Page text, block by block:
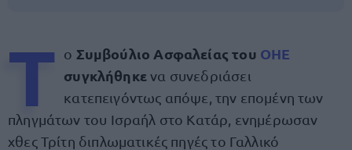
Τ ο Συμβούλιο Ασφαλείας του ΟΗΕ
συγκλήθηκενα συνεδριάσει
κατεπειγόντως απόψε, την επομένη των
πληγμάτων του Ισραήλ στο Κατάρ, ενημέρωσαν
χθες Τρίτη διπλωματικές πηγές το Γαλλικό